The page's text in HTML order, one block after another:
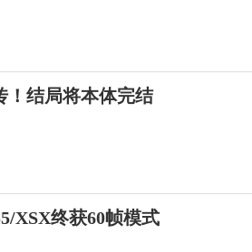
！结局将本体完结
XSX终获60帧模式